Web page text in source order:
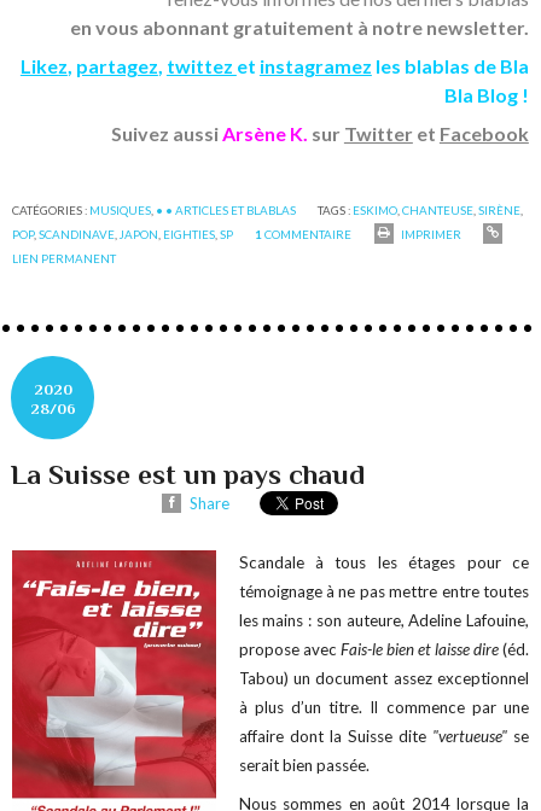
en vous abonnant gratuitement à notre newsletter.
Likez, partagez, twittez et instagramez les blablas de Bla
Bla Blog !
Suivez aussiArsène K. sur Twitter et Facebook
CATÉGORIES : MUSIQUES • • ARTICLES ET BLABLAS TAGS : ESKIMO ,CHANTEUSE ,SIRÈNE
POP,SCANDINAVE JAPON EIGHTIES ,SP 1 COMMENTAIRE
IMPRIMER
LIEN PERMANENT
2020
28/06
La Suisse est un pays chaud
Share
Scandale à tous les étages pour ce
témoignage à ne pas mettre entre toutes
les mains : son auteure, Adeline Lafouine,
propose avec Fais-le bien et laisse dire(éd.
Tabou) un document assez exceptionnel
à plus d’un titre. Il commence par une
affaire dont la Suisse dite "vertueuse"se
serait bien passée.
Nous sommes en août 2014 lorsque la